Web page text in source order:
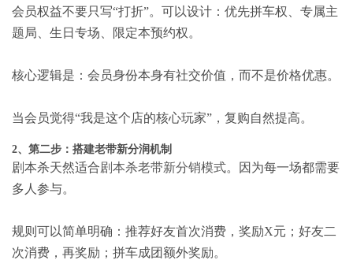
会员权益不要只写“打折”。可以设计：优先拼车权、专属主
题局、生日专场、限定本预约权。
核心逻辑是：会员身份本身有社交价值，而不是价格优惠。
当会员觉得“我是这个店的核心玩家”，复购自然提高。
2、第二步：搭建老带新分润机制
剧本杀天然适合剧本杀老带新分销模式。因为每一场都需要
多人参与。
规则可以简单明确：推荐好友首次消费，奖励X元；好友二
次消费，再奖励；拼车成团额外奖励。